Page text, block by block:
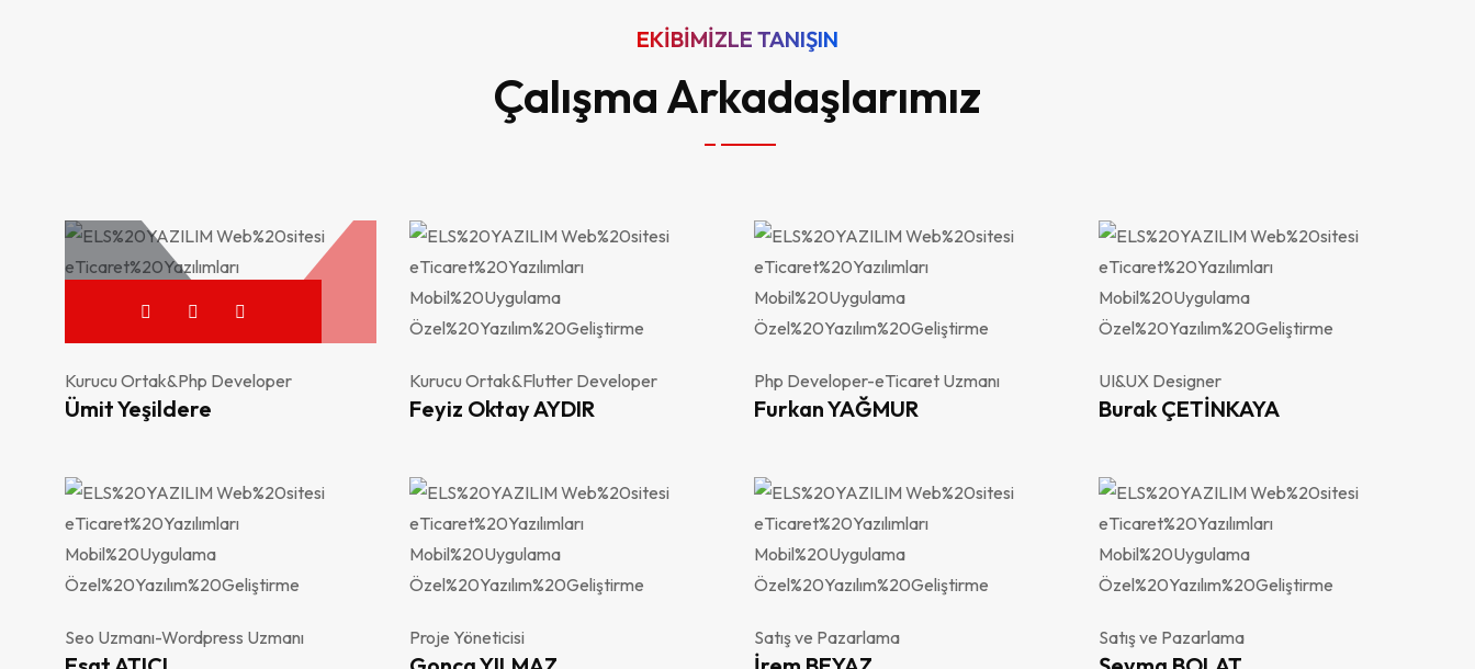
EKIBIMIZLE TANIŞIN
Çalışma Arkadaşlarımız
Kurucu Ortak&Php Developer
Ümit Yeşildere
Kurucu Ortak&Flutter Developer
Feyiz Oktay AYDIR
Php Developer-eTicaret Uzmanı
Furkan YAĞMUR
UI&UX Designer
Burak ÇETİNKAYA
Seo Uzmanı-Wordpress Uzmanı Proje Yöneticisi Satış ve Pazarlama Satış ve Pazarlama